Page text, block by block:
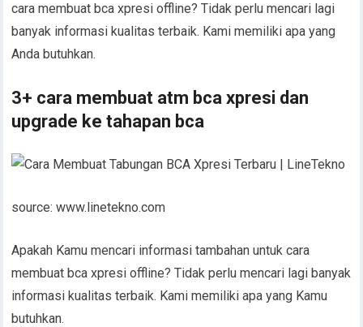
cara membuat bca xpresi offline? Tidak perlu mencari lagi
banyak informasi kualitas terbaik. Kami memiliki apa yang
Anda butuhkan.
3+ cara membuat atm bca xpresi dan
upgrade ke tahapan bca
source: www.linetekno.com
Apakah Kamu mencari informasi tambahan untuk cara
membuat bca xpresi offline? Tidak perlu mencari lagi banyak
informasi kualitas terbaik. Kami memiliki apa yang Kamu
butuhkan.